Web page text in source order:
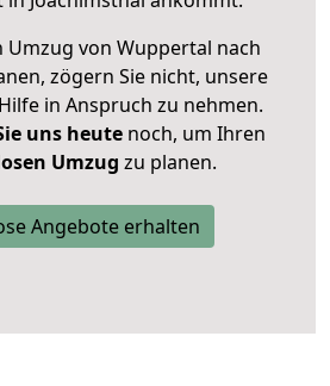
Umzug von Wuppertal nach
zögern Sie nicht, unsere
in Anspruch zu nehmen.
uns heutenoch, um Ihren
Umzug zu planen.
Angebote erhalten